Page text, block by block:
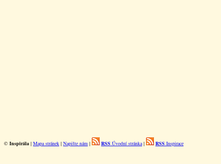
© Inspirála | Mapa stránek | Napište nám | RSS Úvodní stránka| RSS Inspirace